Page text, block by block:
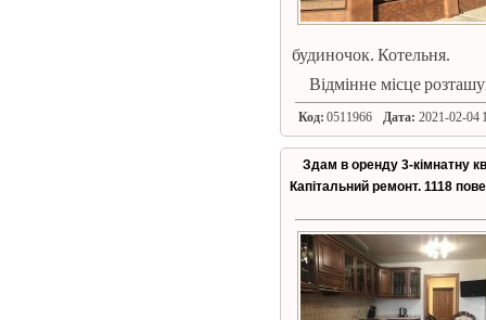
будиночок. Котельня.
Відмінне місце
Код: 0511966 Дата: 2021-02-04
Здам в оренду 3-кімнатну
Капітальний ремонт. 1118